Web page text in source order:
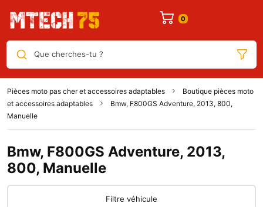
Que cherches-tu ?
Pièces moto pas cher et accessoires adaptables
Boutique pièces moto
et accessoires adaptables
Bmw, F800GS Adventure, 2013, 800,
Manuelle
Bmw, F800GS Adventure, 2013,
800, Manuelle
Filtre véhicule